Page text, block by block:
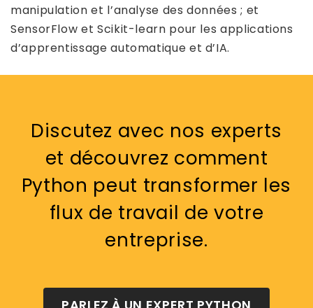
manipulation et l’analyse des données ; et
SensorFlow et Scikit-learn pour les applications
d’apprentissage automatique et d’IA.
Discutez avec nos experts
et découvrez comment
Python peut transformer les
flux de travail de votre
entreprise.